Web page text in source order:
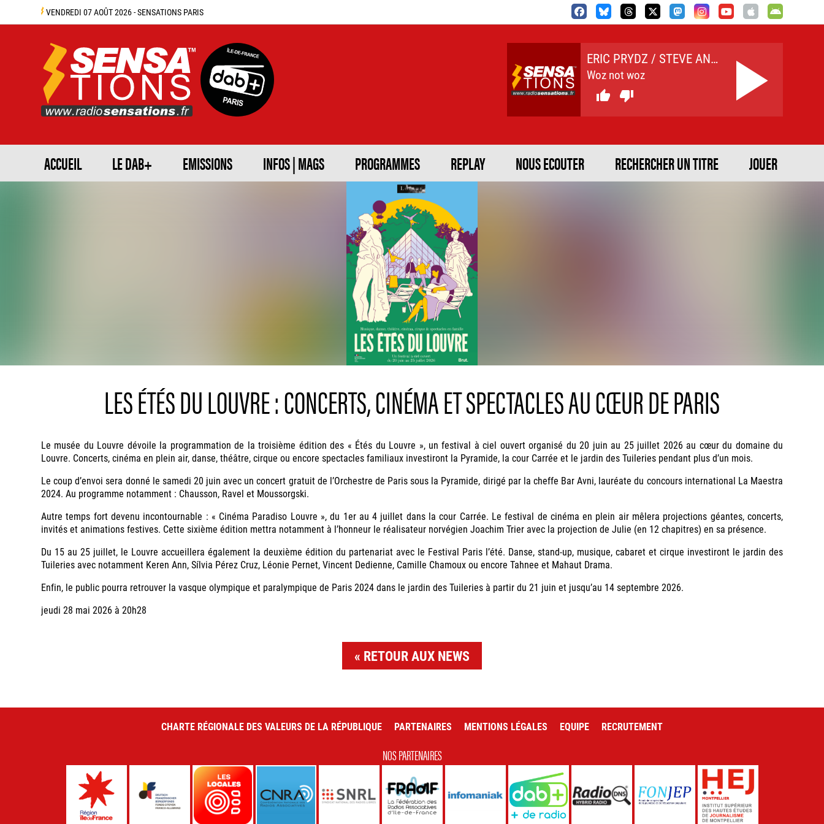
VENDREDI 07 AOÛT 2026 - SENSATIONS PARIS
ERIC PRYDZ / STEVE ANGELO
Woz not woz
 
ACCUEIL LE DAB+ EMISSIONS INFOS | MAGS PROGRAMMES REPLAY NOUS ECOUTER RECHERCHER UN TITRE JOUER
LES ÉTÉS DU LOUVRE : CONCERTS, CINÉMA ET SPECTACLES AU CŒUR DE PARIS
Le musée du Louvre dévoile la programmation de la troisième édition des « Étés du Louvre », un festival à ciel ouvert organisé du 20 juin au 25 juillet 2026 au cœur du domaine du
Louvre. Concerts, cinéma en plein air, danse, théâtre, cirque ou encore spectacles familiaux investiront la Pyramide, la cour Carrée et le jardin des Tuileries pendant plus d’un mois.
Le coup d’envoi sera donné le samedi 20 juin avec un concert gratuit de l’Orchestre de Paris sous la Pyramide, dirigé par la cheffe Bar Avni, lauréate du concours international La Maestra
2024. Au programme notamment : Chausson, Ravel et Moussorgski.
Autre temps fort devenu incontournable : « Cinéma Paradiso Louvre », du 1er au 4 juillet dans la cour Carrée. Le festival de cinéma en plein air mêlera projections géantes, concerts,
invités et animations festives. Cette sixième édition mettra notamment à l’honneur le réalisateur norvégien Joachim Trier avec la projection de Julie (en 12 chapitres) en sa présence.
Du 15 au 25 juillet, le Louvre accueillera également la deuxième édition du partenariat avec le Festival Paris l’été. Danse, stand-up, musique, cabaret et cirque investiront le jardin des
Tuileries avec notamment Keren Ann, Sílvia Pérez Cruz, Léonie Pernet, Vincent Dedienne, Camille Chamoux ou encore Tahnee et Mahaut Drama.
Enfin, le public pourra retrouver la vasque olympique et paralympique de Paris 2024 dans le jardin des Tuileries à partir du 21 juin et jusqu’au 14 septembre 2026.
jeudi 28 mai 2026 à 20h28
RETOUR AUX NEWS
CHARTE RÉGIONALE DES VALEURS DE LA RÉPUBLIQUE PARTENAIRES MENTIONS LÉGALES EQUIPE RECRUTEMENT
NOS PARTENAIRES